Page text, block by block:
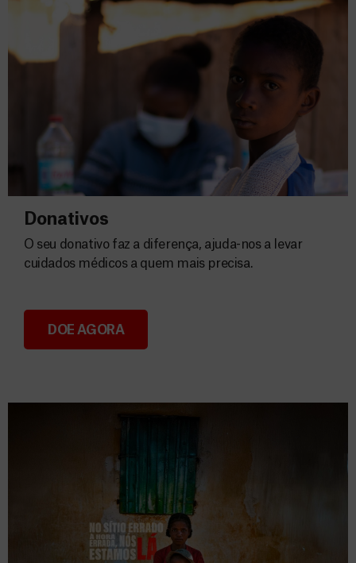
Donativos
Donativos
O seu donativo faz a diferença, ajuda-nos a levar
cuidados médicos a quem mais precisa.
DOE AGORA